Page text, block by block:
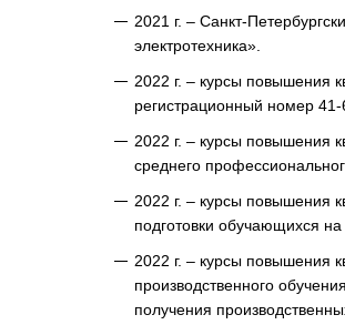
2021 г. – Санкт-
электротехника».
2022 г. – курсы повышения
регистрационный номер
2022 г. – курсы повышения
среднего
2022 г. – курсы повышения
подготовки обучающихся
2022 г. – курсы повышения
производственного
получения